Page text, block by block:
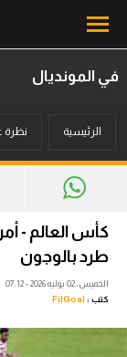
أخبار
ميركاتو
فانتازي في الجول
مسابقة
في المونديال
الرئيسية نظرة
كأس العالم -
طرد بالوجون
الخميس، 02 يوليه 2026 - 07:12
كتب : FilGoal